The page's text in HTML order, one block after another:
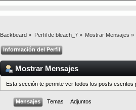
Backbeard » Perfil de bleach_7 » Mostrar Mensajes »
Información del Perfil
Mostrar Mensajes
Esta sección te permite ver todos los posts
Mensajes Temas Adjuntos